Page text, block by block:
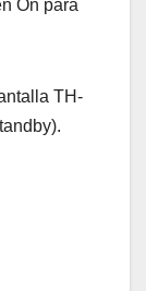
On para
TH-